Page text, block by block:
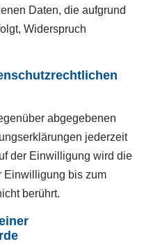
Daten, die aufgrund
Widerspruch
abgegebenen
jederzeit
der Einwilligung wird die
Einwilligung bis zum
berührt.